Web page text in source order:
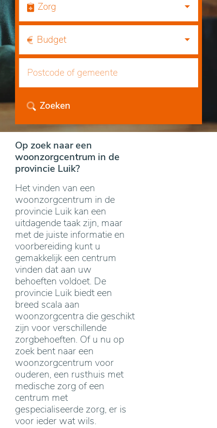
Zorg
Budget
Zoeken
Op zoek naar een
woonzorgcentrum in de
provincie Luik?
Het vinden van een
woonzorgcentrum in de
provincie Luik kan een
uitdagende taak zijn, maar
met de juiste informatie en
voorbereiding kunt u
gemakkelijk een centrum
vinden dat aan uw
behoeften voldoet. De
provincie Luik biedt een
breed scala aan
woonzorgcentra die geschikt
zijn voor verschillende
zorgbehoeften. Of u nu op
zoek bent naar een
woonzorgcentrum voor
ouderen, een rusthuis met
medische zorg of een
centrum met
gespecialiseerde zorg, er is
voor ieder wat wils.